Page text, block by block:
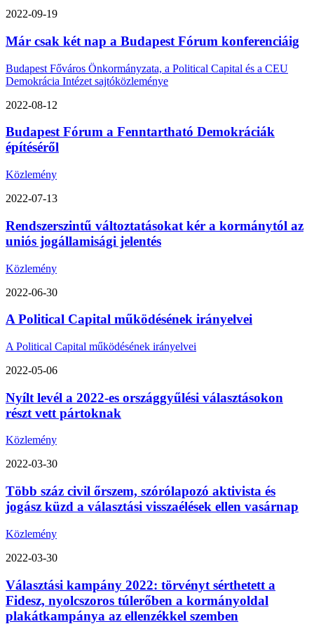
2022-09-19
Már csak két nap a Budapest Fórum konferenciáig
Budapest Főváros Önkormányzata, a Political Capital és a CEU
Demokrácia Intézet sajtóközleménye
2022-08-12
Budapest Fórum a Fenntartható Demokráciák
építéséről
Közlemény
2022-07-13
Rendszerszintű változtatásokat kér a kormánytól az
uniós jogállamisági jelentés
Közlemény
2022-06-30
A Political Capital működésének irányelvei
A Political Capital működésének irányelvei
2022-05-06
Nyílt levél a 2022-es országgyűlési választásokon
részt vett pártoknak
Közlemény
2022-03-30
Több száz civil őrszem, szórólapozó aktivista és
jogász küzd a választási visszaélések ellen vasárnap
Közlemény
2022-03-30
Választási kampány 2022: törvényt sérthetett a
Fidesz, nyolcszoros túlerőben a kormányoldal
plakátkampánya az ellenzékkel szemben